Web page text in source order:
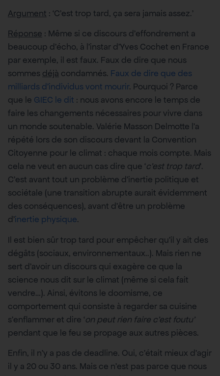
Argument : ‘C’est trop tard, ça sera jamais assez.’
Réponse : Même si ce discours d’effondrement a
beaucoup d’écho, à l’instar d’Yves Cochet en France
par exemple, il est faux. Faux de dire que nous
sommes déjà condamnés. Faux de dire que des
milliards d’individus vont mourir. Pourquoi ? Parce
que le GIEC le dit : nous avons encore le temps de
faire les changements nécessaires pour vivre dans
un monde soutenable. Valérie Masson Delmotte l’a
répété lors de son discours devant la Convention
Citoyenne pour le climat : chaque mois compte. Mais
cela ne veut en aucun cas dire que ‘c’est trop tard‘.
C’est avant tout un problème d’inertie politique et
sociétale (une transition abrupte aurait évidemment
des conséquences), avant d’être un problème
d’inertie physique.
Il est bien sûr trop tard pour empêcher qu’il y ait des
dégâts (sociaux, environnementaux..). Mais rien ne
sert d’avoir un discours qui exagère ce que la
science nous dit sur le climat (même si cela fait
vendre…). Ainsi, évitons le doomisme, ce
comportement qui consiste à regarder sa cuisine
s’enflammer et dire ‘on peut rien faire c’est foutu’
pendant que le feu se propage aux autres pièces.
Enfin, il n’y a pas de deadline. Oui, c’était mieux d’agir
il y a 20 ou 30 ans. Mais ce n’est pas parce que nous